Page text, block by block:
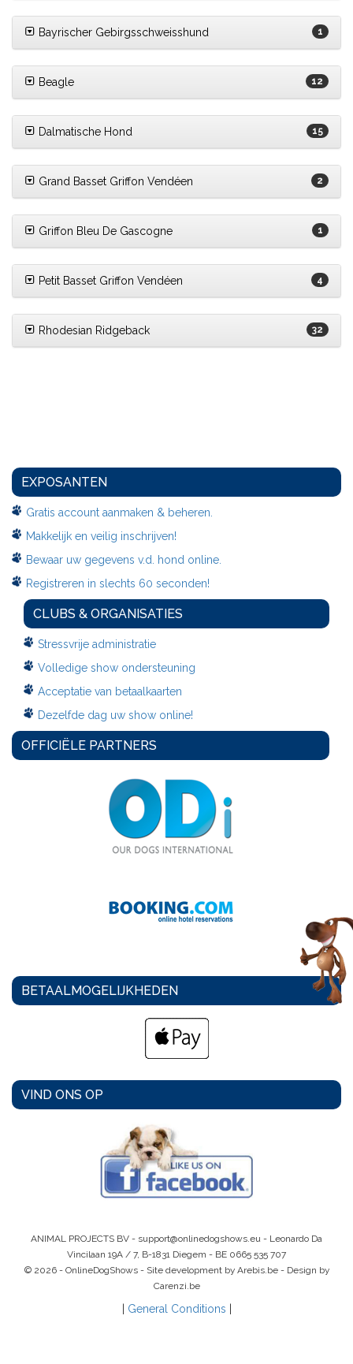
Bayrischer Gebirgsschweisshund 1
Beagle 12
Dalmatische Hond 15
Grand Basset Griffon Vendéen 2
Griffon Bleu De Gascogne 1
Petit Basset Griffon Vendéen 4
Rhodesian Ridgeback 32
EXPOSANTEN
Gratis account aanmaken & beheren.
Makkelijk en veilig inschrijven!
Bewaar uw gegevens v.d. hond online.
Registreren in slechts 60 seconden!
CLUBS & ORGANISATIES
Stressvrije administratie
Volledige show ondersteuning
Acceptatie van betaalkaarten
Dezelfde dag uw show online!
OFFICIËLE PARTNERS
BETAALMOGELIJKHEDEN
VIND ONS OP
ANIMAL PROJECTS BV - support@onlinedogshows.eu - Leonardo Da
Vincilaan 19A / 7, B-1831 Diegem - BE 0665 535 707
© 2026 - OnlineDogShows - Site development by Arebis.be - Design by
Carenzi.be
General Conditions